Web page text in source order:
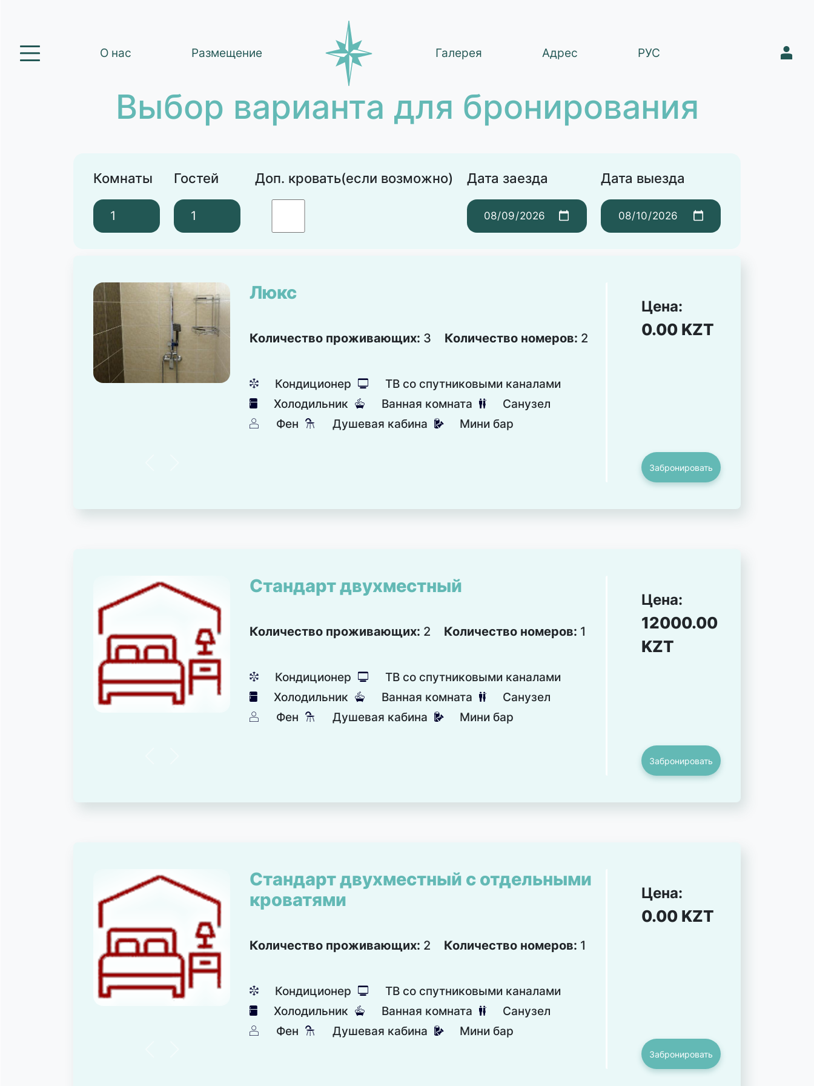
О нас Размещение Галерея Адрес РУС 1
Выбор варианта для бронирования
Комнаты Гостей Доп. кровать(если возможно) Дата заезда Дата выезда
Люкс
Количество проживающих: 3 Количество номеров: 2
뀸 Кондиционер 넎 ТВ со спутниковыми каналами
녒 Холодильник 넸 Ванная комната 댃 Санузел
덶 Фен 댴 Душевая кабина 넕 Мини бар
Цена:
0.00 KZT
Забронировать
Стандарт двухместный
Количество проживающих: 2 Количество номеров: 1
뀸 Кондиционер 넎 ТВ со спутниковыми каналами
녒 Холодильник 넸 Ванная комната 댃 Санузел
덶 Фен 댴 Душевая кабина 넕 Мини бар
Цена:
12000.00
KZT
Забронировать
Стандарт двухместный с отдельными
кроватями
Количество проживающих: 2 Количество номеров: 1
뀸 Кондиционер 넎 ТВ со спутниковыми каналами
녒 Холодильник 넸 Ванная комната 댃 Санузел
덶 Фен 댴 Душевая кабина 넕 Мини бар
Цена:
0.00 KZT
Забронировать